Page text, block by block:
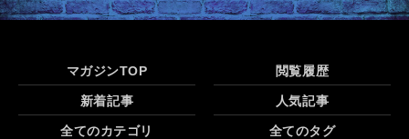
マガジンTOP 閲覧履歴
新着記事 人気記事
全てのカテゴリ 全てのタグ